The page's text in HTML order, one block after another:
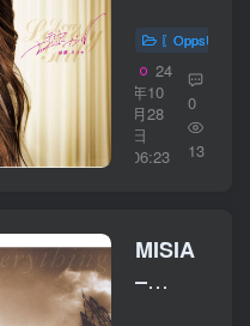
ロンリ
ーガー
ル
【44.1kHz
／
日本区
〖OppsUplus
24
年10
月28
日
06:23
0
13
MISIA
–